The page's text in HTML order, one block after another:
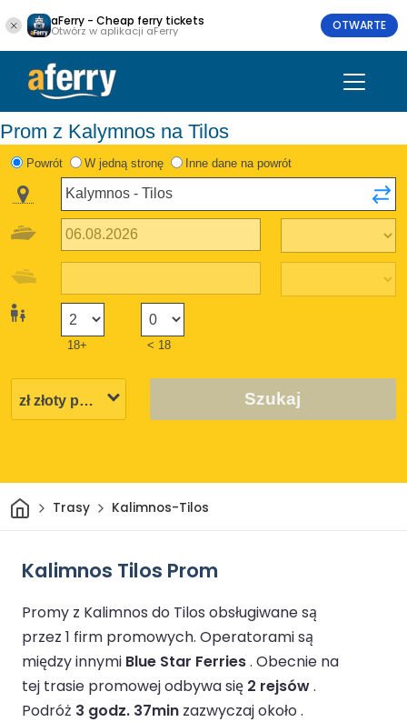
aFerry - Cheap ferry tickets
Otwórz w aplikacji aFerry OTWARTE
Prom z Kalymnos na Tilos
Powrót W jedną stronę Inne dane na powrót
18+ < 18
Szukaj
DomTrasy Kalimnos-Tilos
Kalimnos Tilos Prom
Promy z Kalimnos do Tilos obsługiwane są
przez 1 firm promowych. Operatorami są
między innymi Blue Star Ferries. Obecnie na
tej trasie promowej odbywa się 2 rejsów.
Podróż 3 godz. 37min zazwyczaj około .